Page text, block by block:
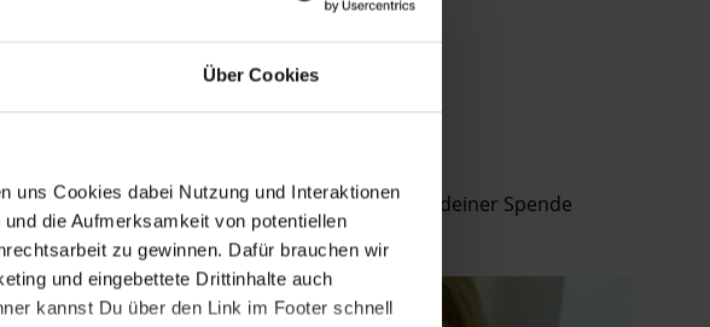
Über Cookies
uns Cookies dabei Nutzung und Interaktionen
die Aufmerksamkeit von potentiellen
zu gewinnen. Dafür brauchen wir
und eingebettete Drittinhalte auch
kannst Du über den Link im Footer schnell
Letzte
Letzte
indem du an Petitionen teilnimmst, mit deiner Spende